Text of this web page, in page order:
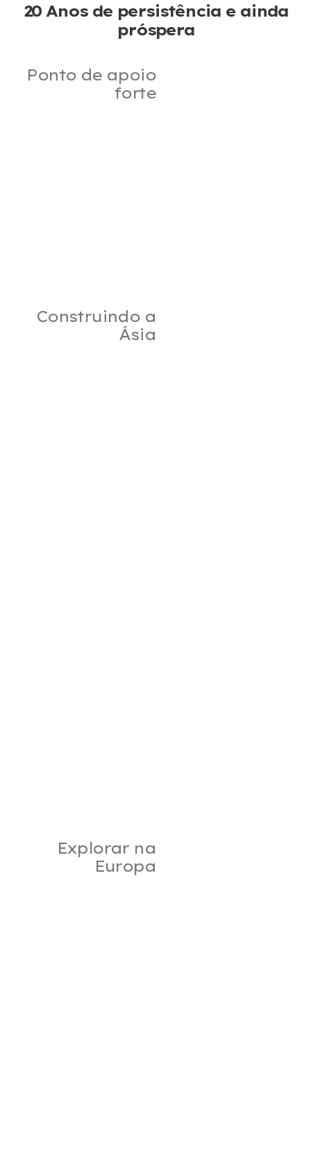
20 Anosde persistência e ainda
próspera
Ponto de apoio
forte
Construindo a
Ásia
Explorar na
Europa